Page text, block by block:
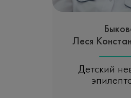
Леся
Детский